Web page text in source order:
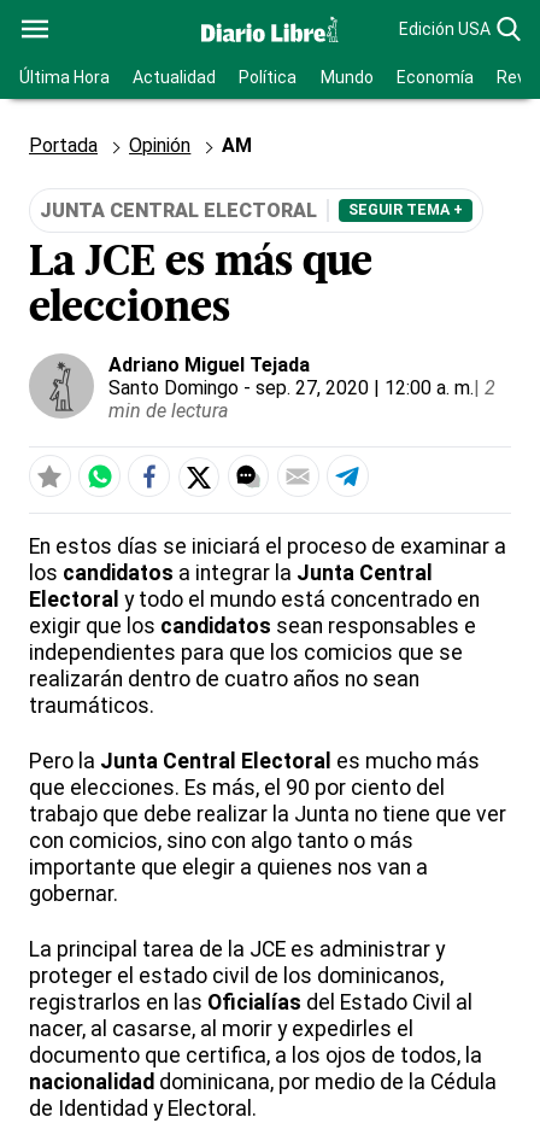
Edición USA
Última Hora Actualidad Política Mundo Economía
Portada Opinión AM
JUNTA CENTRAL ELECTORAL SEGUIR TEMA +
La JCE es más que
elecciones
Adriano Miguel Tejada
Santo Domingo - sep. 27, 2020 | 12:00 a. m.| 2
min de lectura
En estos días se iniciará el proceso de examinar a
los candidatos a integrar la Junta Central
Electoral y todo el mundo está concentrado en
exigir que los candidatos sean responsables e
independientes para que los comicios que se
realizarán dentro de cuatro años no sean
traumáticos.
Pero la Junta Central Electoral es mucho más
que elecciones. Es más, el 90 por ciento del
trabajo que debe realizar la Junta no tiene que ver
con comicios, sino con algo tanto o más
importante que elegir a quienes nos van a
gobernar.
La principal tarea de la JCE es administrar y
proteger el estado civil de los dominicanos,
registrarlos en las Oficialías del Estado Civil al
nacer, al casarse, al morir y expedirles el
documento que certifica, a los ojos de todos, la
nacionalidad dominicana, por medio de la Cédula
de Identidad y Electoral.